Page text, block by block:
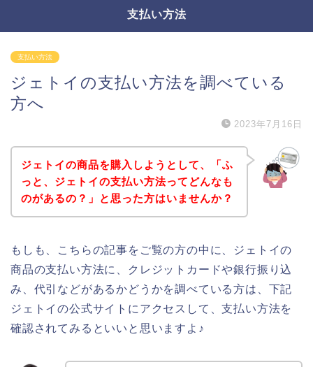
支払い方法
支払い方法
ジェトイの支払い方法を調べている
方へ
2023年7月16日
ジェトイの商品を購入しようとして、「ふ
っと、ジェトイの支払い方法ってどんなも
のがあるの？」と思った方はいませんか？
もしも、こちらの記事をご覧の方の中に、ジェトイの
商品の支払い方法に、クレジットカードや銀行振り込
み、代引などがあるかどうかを調べている方は、下記
ジェトイの公式サイトにアクセスして、支払い方法を
確認されてみるといいと思いますよ♪